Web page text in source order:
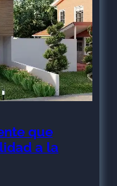
que
a la